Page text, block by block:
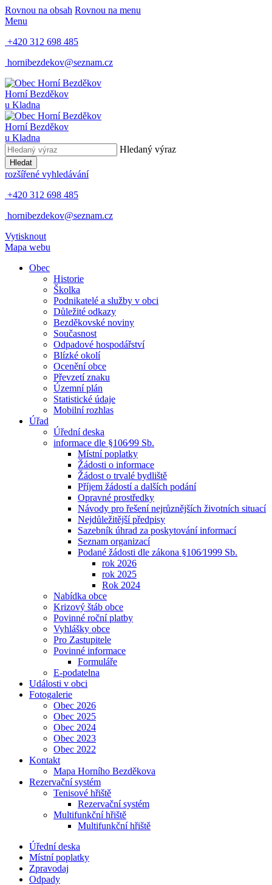
Rovnou na obsah Rovnou na menu
Menu
+420 312 698 485
hornibezdekov@seznam.cz
Horní Bezděkov
u Kladna
Horní Bezděkov
u Kladna
Hledaný výraz
Hledat
rozšířené vyhledávání
+420 312 698 485
hornibezdekov@seznam.cz
Vytisknout
Mapa webu
Obec
Historie
Školka
Podnikatelé a služby v obci
Důležité odkazy
Bezděkovské noviny
Současnost
Odpadové hospodářství
Blízké okolí
Ocenění obce
Převzetí znaku
Územní plán
Statistické údaje
Mobilní rozhlas
Úřad
Úřední deska
informace dle §106⁄99 Sb.
Místní poplatky
Žádosti o informace
Žádost o trvalé bydliště
Příjem žádostí a dalších podání
Opravné prostředky
Návody pro řešení nejrůznějších životních situací
Nejdůležitější předpisy
Sazebník úhrad za poskytování informací
Seznam organizací
Podané žádosti dle zákona §106⁄1999 Sb.
rok 2026
rok 2025
Rok 2024
Nabídka obce
Krizový štáb obce
Povinné roční platby
Vyhlášky obce
Pro Zastupitele
Povinné informace
Formuláře
E-podatelna
Události v obci
Fotogalerie
Obec 2026
Obec 2025
Obec 2024
Obec 2023
Obec 2022
Kontakt
Mapa Horního Bezděkova
Rezervační systém
Tenisové hřiště
Rezervační systém
Multifunkční hřiště
Multifunkční hřiště
Úřední deska
Místní poplatky
Zpravodaj
Odpady